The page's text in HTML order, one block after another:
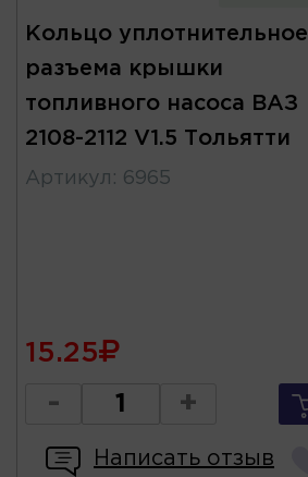
Кольцо уплотнительное
разъема крышки
топливного насоса ВАЗ
2108-2112 V1.5 Тольятти
Артикул : 6965
15.25
- +
Написать отзыв